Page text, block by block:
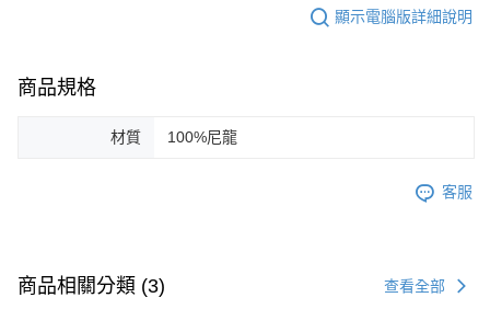
恩沛科技股份有限公司將有權停止該用戶之使用額度並採取法律行動。
顯示電腦版詳細說明
商品規格
材質 100%尼龍
客服
商品相關分類 (3) 查看全部